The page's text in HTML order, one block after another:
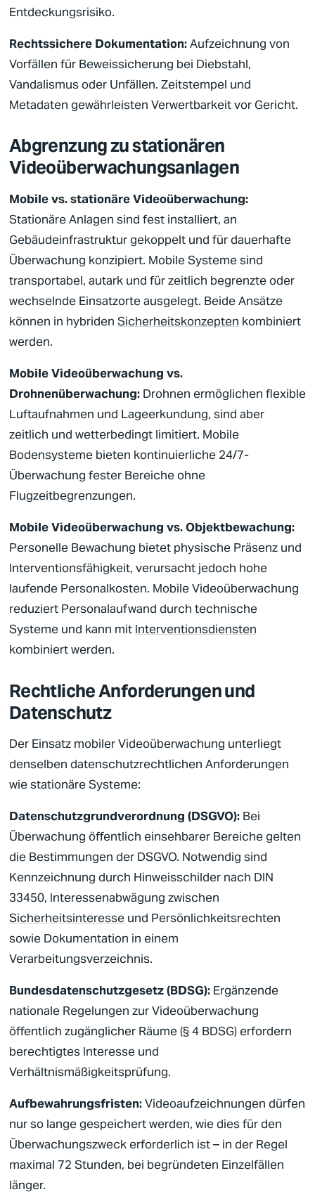
Entdeckungsrisiko.
Rechtssichere Dokumentation:Aufzeichnung von
Vorfällen für Beweissicherung bei Diebstahl,
Vandalismus oder Unfällen. Zeitstempel und
Metadaten gewährleisten Verwertbarkeit vor Gericht.
Abgrenzung zu stationären
Videoüberwachungsanlagen
Mobile vs. stationäreVideoüberwachung:
Stationäre Anlagen sind fest installiert, an
Gebäudeinfrastruktur gekoppelt und für dauerhafte
Überwachung konzipiert. Mobile Systeme sind
transportabel, autark und für zeitlich begrenzte oder
wechselnde Einsatzorte ausgelegt. Beide Ansätze
können in hybriden Sicherheitskonzepten kombiniert
werden.
MobileVideoüberwachung vs.
Drohnenüberwachung: Drohnen ermöglichen flexible
Luftaufnahmen und Lageerkundung, sind aber
zeitlich und wetterbedingt limitiert. Mobile
Bodensysteme bieten kontinuierliche 24/7-
Überwachung fester Bereiche ohne
Flugzeitbegrenzungen.
MobileVideoüberwachung vs. Objektbewachung:
Personelle Bewachung bietet physische Präsenz und
Interventionsfähigkeit, verursacht jedoch hohe
laufende Personalkosten. MobileVideoüberwachung
reduziert Personalaufwand durch technische
Systeme und kann mit Interventionsdiensten
kombiniert werden.
Rechtliche Anforderungen und
Datenschutz
Der Einsatz mobilerVideoüberwachung unterliegt
denselben datenschutzrechtlichen Anforderungen
wie stationäre Systeme:
Datenschutzgrundverordnung (DSGVO): Bei
Überwachung öffentlich einsehbarer Bereiche gelten
die Bestimmungen der DSGVO. Notwendig sind
Kennzeichnung durch Hinweisschilder nach DIN
33450, Interessenabwägung zwischen
Sicherheitsinteresse und Persönlichkeitsrechten
sowie Dokumentation in einem
Verarbeitungsverzeichnis.
Bundesdatenschutzgesetz (BDSG): Ergänzende
nationale Regelungen zurVideoüberwachung
öffentlich zugänglicher Räume (§ 4 BDSG) erfordern
berechtigtes Interesse und
Verhältnismäßigkeitsprüfung.
Aufbewahrungsfristen:Videoaufzeichnungen dürfen
nur so lange gespeichert werden, wie dies für den
Überwachungszweck erforderlich ist – in der Regel
maximal 72 Stunden, bei begründeten Einzelfällen
länger.